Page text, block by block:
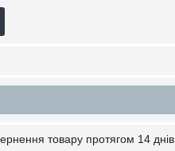
товару протягом 14 днів